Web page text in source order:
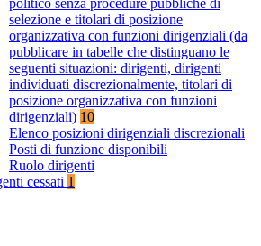
politico senza procedure pubbliche di
selezione e titolari di posizione
organizzativa con funzioni dirigenziali (da
pubblicare in tabelle che distinguano le
seguenti situazioni: dirigenti, dirigenti
individuati discrezionalmente, titolari di
posizione organizzativa con funzioni
dirigenziali) 10
Elenco posizioni dirigenziali discrezionali
Posti di funzione disponibili
Ruolo dirigenti
cessati 1